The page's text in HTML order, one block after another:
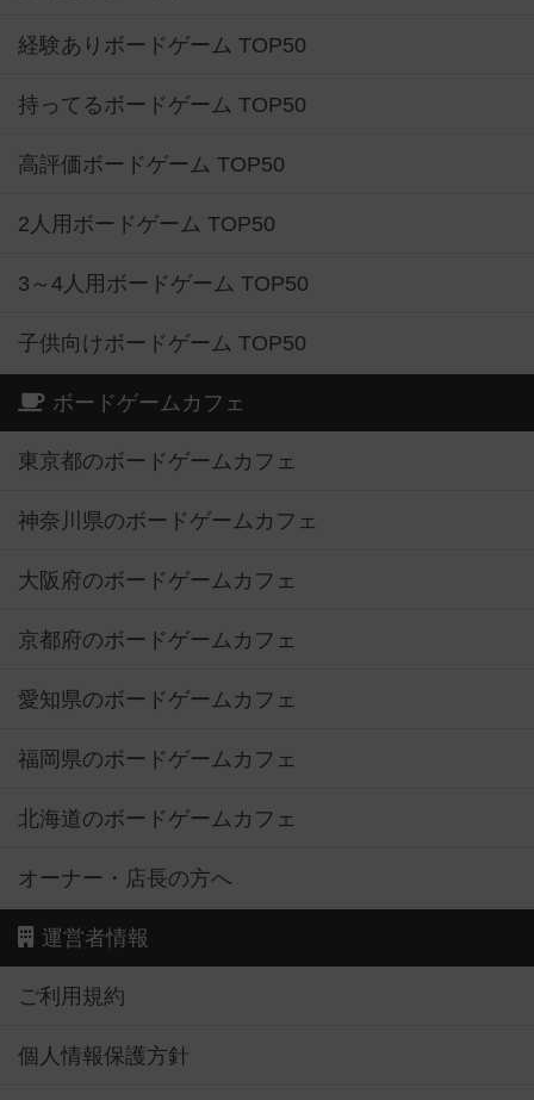
経験ありボードゲーム TOP50
持ってるボードゲーム TOP50
高評価ボードゲーム TOP50
2人用ボードゲーム TOP50
3～4人用ボードゲーム TOP50
子供向けボードゲーム TOP50
ボードゲームカフェ
東京都のボードゲームカフェ
神奈川県のボードゲームカフェ
大阪府のボードゲームカフェ
京都府のボードゲームカフェ
愛知県のボードゲームカフェ
福岡県のボードゲームカフェ
北海道のボードゲームカフェ
オーナー・店長の方へ
運営者情報
ご利用規約
個人情報保護方針